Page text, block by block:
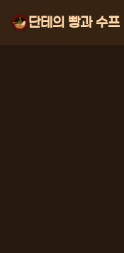
단테의 빵과 수프